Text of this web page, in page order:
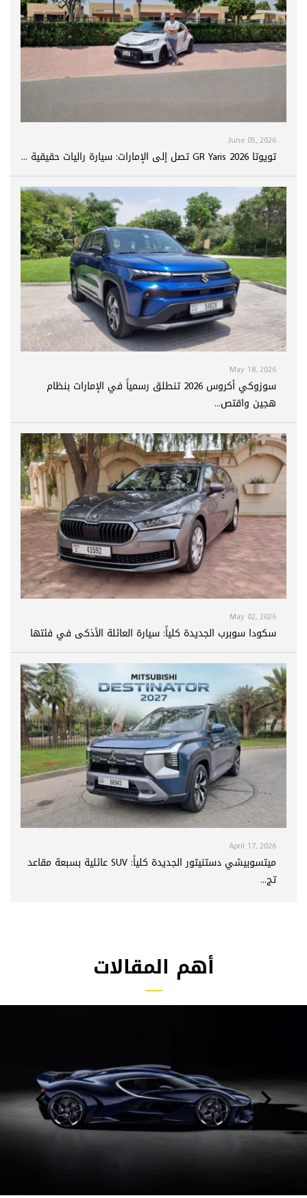
June 05, 2026
تويوتا GR Yaris 2026 تصل إلى الإمارات: سيارة راليات حقيقية ...
May 18, 2026
سوزوكي أكروس 2026 تنطلق رسمياً في الإمارات بنظام
هجين واقتص...
May 02, 2026
سكودا سوبرب الجديدة كلياً: سيارة العائلة الأذكى في فئتها
April 17, 2026
ميتسوبيشي دستنيتور الجديدة كلياً: SUV عائلية بسبعة مقاعد
تج...
أهم المقالات